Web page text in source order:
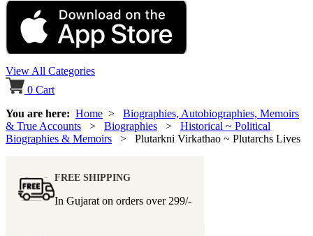
View All Categories
0 Cart
You are here: Home > Biographies, Autobiographies, Memoirs
& True Accounts > Biographies > Historical ~ Political
Biographies & Memoirs > Plutarkni Virkathao ~ Plutarchs Lives
FREE SHIPPING
In Gujarat on orders over 299/-